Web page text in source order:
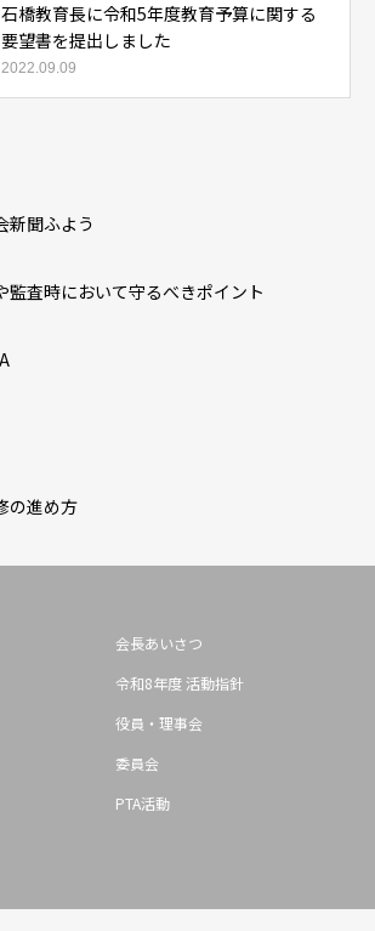
石橋教育長に令和5年度教育予算に関する
要望書を提出しました
2022.09.09
会長あいさつ
令和8年度 活動指針
役員・理事会
委員会
PTA活動